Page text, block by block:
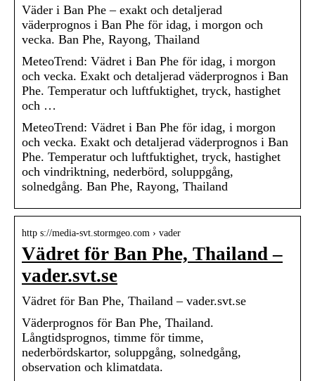
Väder i Ban Phe – exakt och detaljerad
väderprognos i Ban Phe för idag, i morgon och
vecka. Ban Phe, Rayong, Thailand
MeteoTrend: Vädret i Ban Phe för idag, i morgon
och vecka. Exakt och detaljerad väderprognos i Ban
Phe. Temperatur och luftfuktighet, tryck, hastighet
och …
MeteoTrend: Vädret i Ban Phe för idag, i morgon
och vecka. Exakt och detaljerad väderprognos i Ban
Phe. Temperatur och luftfuktighet, tryck, hastighet
och vindriktning, nederbörd, soluppgång,
solnedgång. Ban Phe, Rayong, Thailand
http s://media-svt.stormgeo.com › vader
Vädret för Ban Phe, Thailand –
vader.svt.se
Vädret för Ban Phe, Thailand – vader.svt.se
Väderprognos för Ban Phe, Thailand.
Långtidsprognos, timme för timme,
nederbördskartor, soluppgång, solnedgång,
observation och klimatdata.